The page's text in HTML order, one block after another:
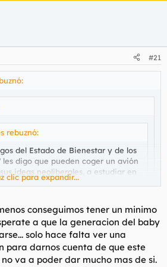
#21
rebuznó:
del Estado de Bienestar y de los
les digo que pueden coger un avión
ideas neoliberales, a estudiar en
$ el año y a hospitales donde te
en volver. No sabéis agradecer lo
renegados.
clic para expandir...
cobran trabajando los padres de
sólo Manhattan. Joder, allí se ven los
del sistema neoliberal, y teniendo en
de este foro, ¿Quien no tiene un
abuelos cobrando pensiones?.
clic para expandir...
conseguimos tener un minimo
a que la generacion del baby
solo hace falta ver una
para darnos cuenta de que este
va a poder dar mucho mas de si.